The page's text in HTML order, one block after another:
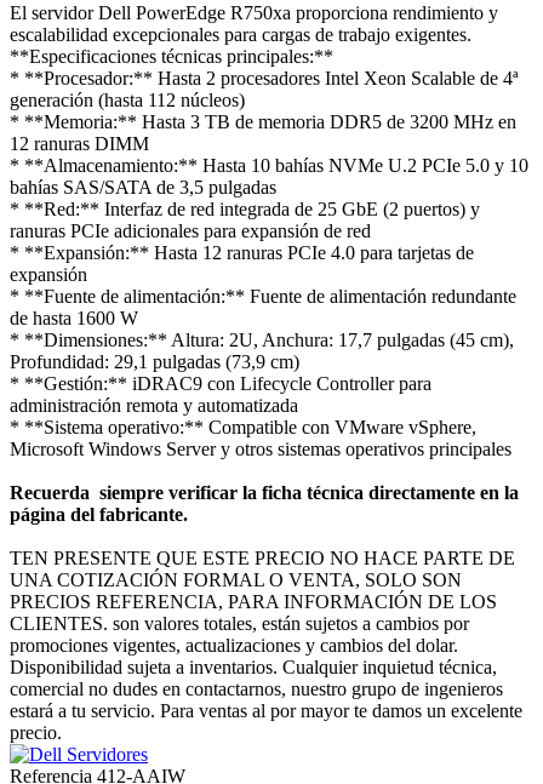
El servidor Dell PowerEdge R750xa proporciona rendimiento y
escalabilidad excepcionales para cargas de trabajo exigentes.
**Especificaciones técnicas principales:**
* **Procesador:** Hasta 2 procesadores Intel Xeon Scalable de 4ª
generación (hasta 112 núcleos)
* **Memoria:** Hasta 3 TB de memoria DDR5 de 3200 MHz en
12 ranuras DIMM
* **Almacenamiento:** Hasta 10 bahías NVMe U.2 PCIe 5.0 y 10
bahías SAS/SATA de 3,5 pulgadas
* **Red:** Interfaz de red integrada de 25 GbE (2 puertos) y
ranuras PCIe adicionales para expansión de red
* **Expansión:** Hasta 12 ranuras PCIe 4.0 para tarjetas de
expansión
* **Fuente de alimentación:** Fuente de alimentación redundante
de hasta 1600 W
* **Dimensiones:** Altura: 2U, Anchura: 17,7 pulgadas (45 cm),
Profundidad: 29,1 pulgadas (73,9 cm)
* **Gestión:** iDRAC9 con Lifecycle Controller para
administración remota y automatizada
* **Sistema operativo:** Compatible con VMware vSphere,
Microsoft Windows Server y otros sistemas operativos principales
Recuerda siempre verificar la ficha técnica directamente en la
página del fabricante.
TEN PRESENTE QUE ESTE PRECIO NO HACE PARTE DE
UNA COTIZACIÓN FORMAL O VENTA, SOLO SON
PRECIOS REFERENCIA, PARA INFORMACIÓN DE LOS
CLIENTES. son valores totales, están sujetos a cambios por
promociones vigentes, actualizaciones y cambios del dolar.
Disponibilidad sujeta a inventarios. Cualquier inquietud técnica,
comercial no dudes en contactarnos, nuestro grupo de ingenieros
estará a tu servicio. Para ventas al por mayor te damos un excelente
precio.
Referencia 412-AAIW